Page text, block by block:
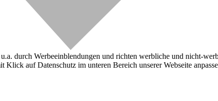
durch Werbeeinblendungen und richten werbliche und nicht-
auf Datenschutz im unteren Bereich unserer Webseite